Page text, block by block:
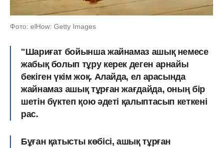
Фото: elHow: Getty Images
"Шариғат бойынша жайнамаз ашық немесе
жабық болып тұру керек деген арнайы
бекіген үкім жоқ. Алайда, ел арасында
жайнамаз ашық тұрған жағдайда, оның бір
шетін бүктеп қою әдеті қалыптасып кеткені
рас.
Бұған қатысты көбісі, ашық тұрған